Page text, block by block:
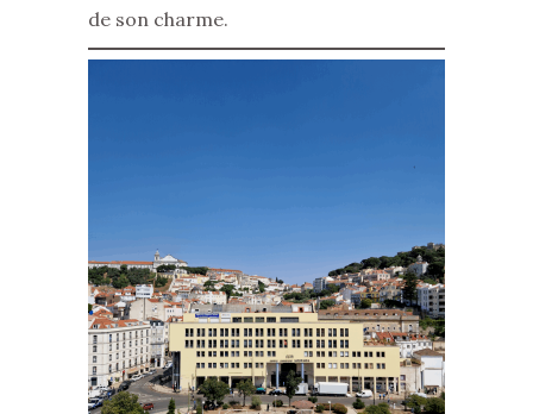
de son charme.